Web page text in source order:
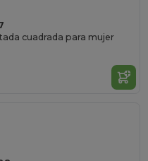
cuadrada para mujer